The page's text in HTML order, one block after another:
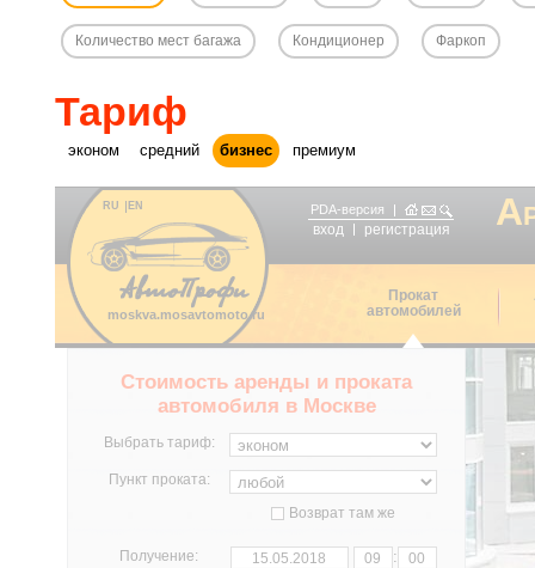
Количество мест багажа Кондиционер Фаркоп
Тариф
эконом средний бизнес премиум
moskva.mosavtomoto.ru
PDA-версия
вход регистрация А
RU EN
Прокат
автомобилей
Стоимость аренды и проката
автомобиля в Москве
Выбрать тариф:
Пункт проката:
Возврат там же
Получение: :